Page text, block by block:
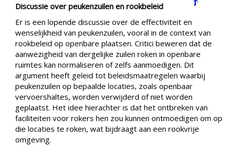
Discussie over peukenzuilen en rookbeleid
Er is een lopende discussie over de effectiviteit en
wenselijkheid van peukenzuilen, vooral in de context van
rookbeleid op openbare plaatsen. Critici beweren dat de
aanwezigheid van dergelijke zuilen roken in openbare
ruimtes kan normaliseren of zelfs aanmoedigen. Dit
argument heeft geleid tot beleidsmaatregelen waarbij
peukenzuilen op bepaalde locaties, zoals openbaar
vervoershaltes, worden verwijderd of niet worden
geplaatst. Het idee hierachter is dat het ontbreken van
faciliteiten voor rokers hen zou kunnen ontmoedigen om op
die locaties te roken, wat bijdraagt aan een rookvrije
omgeving.